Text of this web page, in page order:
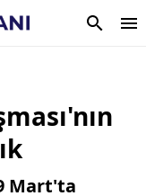
Mart'ta